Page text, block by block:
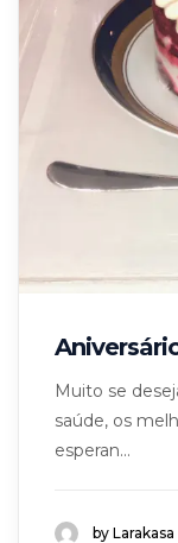
Muito se
saúde, os
esperan...
by Larakasa